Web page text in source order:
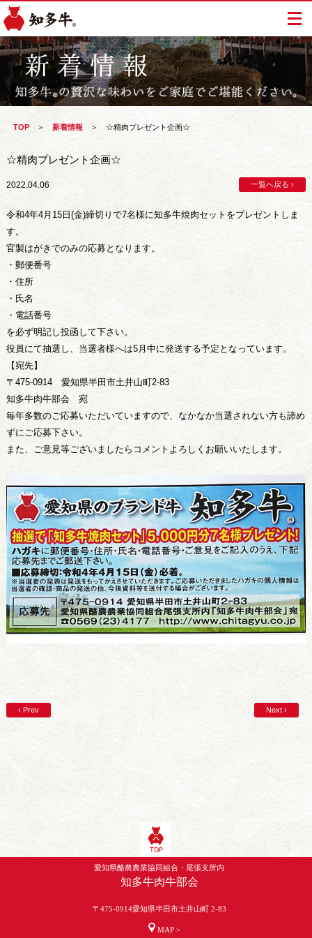
TOP＞ 新着情報＞ ☆精肉プレゼント企画☆
☆精肉プレゼント企画☆
2022.04.06 一覧へ戻る ›
令和4年4月15日(金)締切りで7名様に知多牛焼肉セットをプレゼントしま
す。
官製はがきでのみの応募となります。
・郵便番号
・住所
・氏名
・電話番号
を必ず明記し投函して下さい。
役員にて抽選し、当選者様へは5月中に発送する予定となっています。
【宛先】
〒475-0914 愛知県半田市土井山町2-83
知多牛肉牛部会 宛
毎年多数のご応募いただいていますので、なかなか当選されない方も諦め
ずにご応募下さい。
また、ご意見等ございましたらコメントよろしくお願いいたします。
‹ Prev Next ›
愛知県酪農農業協同組合・尾張支所内
知多牛肉牛部会
〒475-0914愛知県半田市土井山町 2-83
MAP >